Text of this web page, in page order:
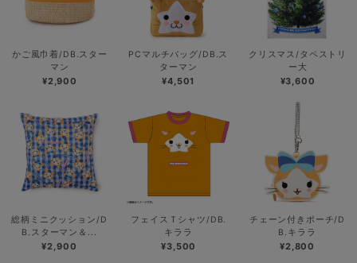
かご風巾着/DB.スター
マン
¥2,900
PCマルチバッグ/DB.ス
ターマン
¥4,501
クリスマス/タペストリ
ー大
¥3,600
総柄ミニクッション/D
B.スターマン＆...
¥2,900
フェイスＴシャツ/DB.
キララ
¥3,500
チェーン付きポーチ/D
B.キララ
¥2,800